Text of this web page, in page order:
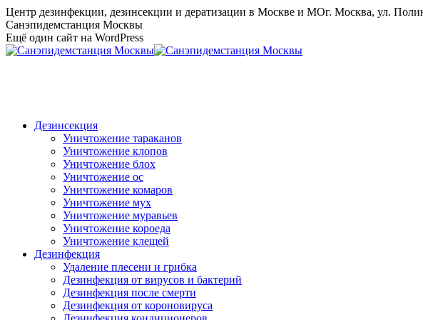
Перейти
к
содержанию
Центр дезинфекции, дезинсекции и дератизации в Москве и МОг. Москва, ул.
Санэпидемстанция Москвы
Ещё один сайт на WordPress
Дезинсекция
Уничтожение тараканов
Уничтожение клопов
Уничтожение блох
Уничтожение ос
Уничтожение комаров
Уничтожение мух
Уничтожение муравьев
Уничтожение короеда
Уничтожение клещей
Дезинфекция
Удаление плесени и грибка
Дезинфекция от вирусов и бактерий
Дезинфекция после смерти
Дезинфекция от короновируса